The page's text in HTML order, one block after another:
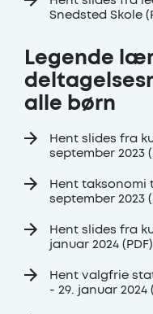
Snedsted Skole
Legende
alle børn
Hent slides fra
september 2023
Hent taksonomi
september 2023
Hent slides fra
januar 2024 (PDF)
Hent valgfrie
- 29. januar 2024